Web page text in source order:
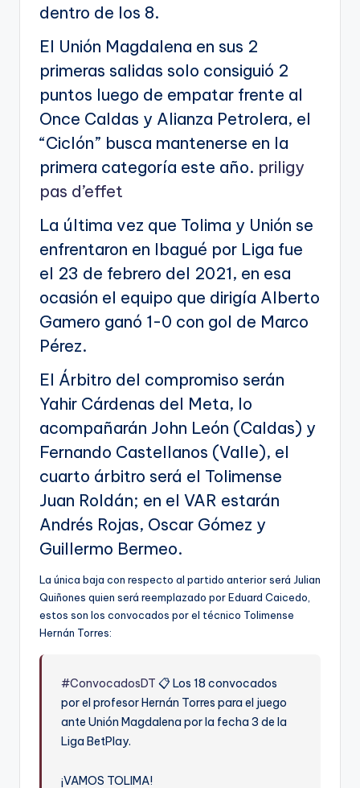
dentro de los 8.
El Unión Magdalena en sus 2
primeras salidas solo consiguió 2
puntos luego de empatar frente al
Once Caldas y Alianza Petrolera, el
“Ciclón” busca mantenerse en la
primera categoría este año. priligy
pas d’effet
La última vez que Tolima y Unión se
enfrentaron en Ibagué por Liga fue
el 23 de febrero del 2021, en esa
ocasión el equipo que dirigía Alberto
Gamero ganó 1-0 con gol de Marco
Pérez.
El Árbitro del compromiso serán
Yahir Cárdenas del Meta, lo
acompañarán John León (Caldas) y
Fernando Castellanos (Valle), el
cuarto árbitro será el Tolimense
Juan Roldán; en el VAR estarán
Andrés Rojas, Oscar Gómez y
Guillermo Bermeo.
La única baja con respecto al partido anterior será Julian
Quiñones quien será reemplazado por Eduard Caicedo,
estos son los convocados por el técnico Tolimense
Hernán Torres:
#ConvocadosDT 📋 Los 18 convocados
por el profesor Hernán Torres para el juego
ante Unión Magdalena por la fecha 3 de la
Liga BetPlay.
¡VAMOS TOLIMA!